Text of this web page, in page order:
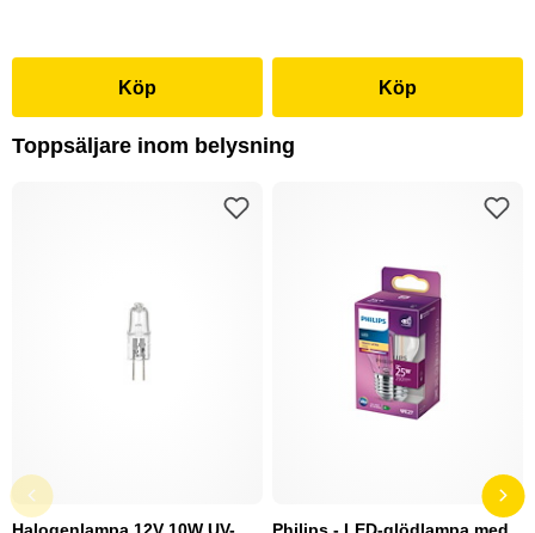
Köp Köp
Toppsäljare inom belysning